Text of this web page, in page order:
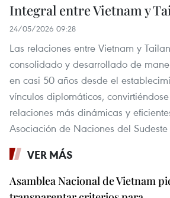
Integral entre Vietnam y
24/05/2026 09:28
Las relaciones entre Vietnam y
consolidado y desarrollado de
en casi 50 años desde el
vínculos diplomáticos,
relaciones más dinámicas y
Asociación de Naciones del Sudeste
VER MÁS
Asamblea Nacional de Vietnam